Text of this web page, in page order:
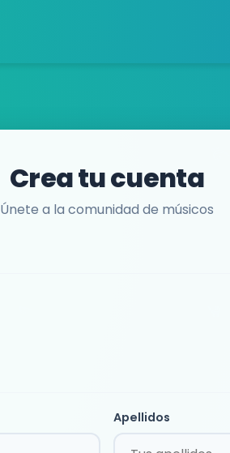
Crea tu cuenta
Únete a la comunidad de músicos
Apellidos